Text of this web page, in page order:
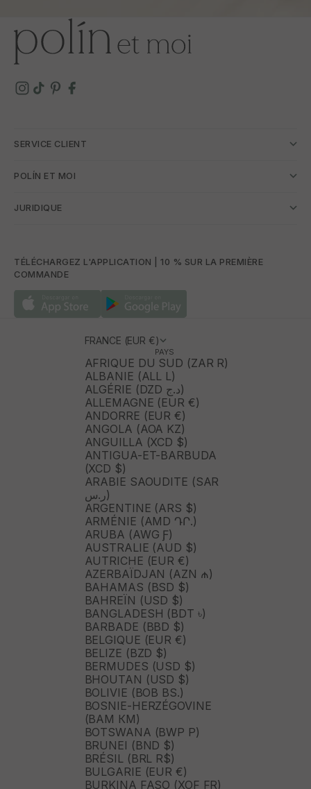
SERVICE CLIENT
POLÍN ET MOI
JURIDIQUE
TÉLÉCHARGEZ L'APPLICATION | 10 % SUR LA PREMIÈRE
COMMANDE
FRANCE (EUR €)
PAYS
AFRIQUE DU SUD (ZAR R)
ALBANIE (ALL L)
ALGÉRIE (DZD د.ج)
ALLEMAGNE (EUR €)
ANDORRE (EUR €)
ANGOLA (AOA KZ)
ANGUILLA (XCD $)
ANTIGUA-ET-BARBUDA
(XCD $)
ARABIE SAOUDITE (SAR
ر.س)
ARGENTINE (ARS $)
ARMÉNIE (AMD ԴՐ.)
ARUBA (AWG Ƒ)
AUSTRALIE (AUD $)
AUTRICHE (EUR €)
AZERBAÏDJAN (AZN ₼)
BAHAMAS (BSD $)
BAHREÏN (USD $)
BANGLADESH (BDT ৳)
BARBADE (BBD $)
BELGIQUE (EUR €)
BELIZE (BZD $)
BERMUDES (USD $)
BHOUTAN (USD $)
BOLIVIE (BOB BS.)
BOSNIE-HERZÉGOVINE
(BAM КМ)
BOTSWANA (BWP P)
BRUNEI (BND $)
BRÉSIL (BRL R$)
BULGARIE (EUR €)
BURKINA FASO (XOF FR)